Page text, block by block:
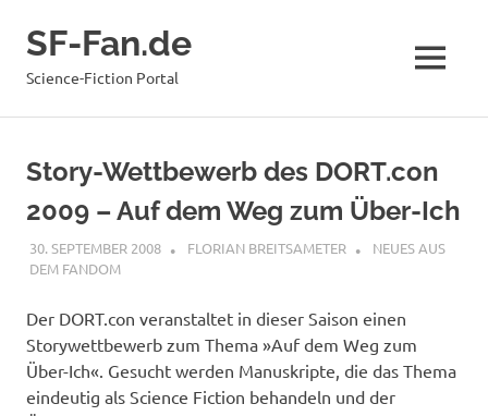
InhaltSF-Fan.de
Science-Fiction Portal MENÜ
Story-Wettbewerb des DORT.con
2009 – Auf dem Weg zum Über-Ich
30. SEPTEMBER 2008 FLORIAN BREITSAMETER
NEUES AUS
DEM FANDOM
Der DORT.con veranstaltet in dieser Saison einen
Storywettbewerb zum Thema »Auf dem Weg zum
Über-Ich«. Gesucht werden Manuskripte, die das Thema
eindeutig als Science Fiction behandeln und der